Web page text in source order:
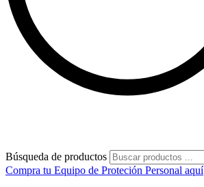
Búsqueda de productos
Compra tu Equipo de Proteción Personal aquí